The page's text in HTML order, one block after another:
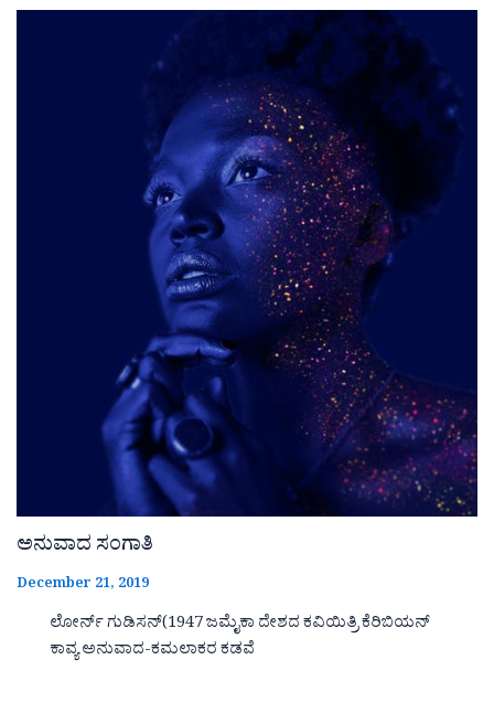
ಅನುವಾದ ಸಂಗಾತಿ
December 21, 2019
ಲೋರ್ನ್ ಗುಡಿಸನ್(1947 ಜಮೈಕಾ ದೇಶದ ಕವಿಯಿತ್ರಿ ಕೆರಿಬಿಯನ್
ಕಾವ್ಯ ಅನುವಾದ-ಕಮಲಾಕರ ಕಡವೆ